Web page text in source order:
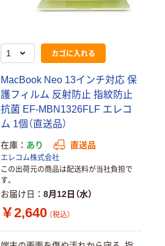
カゴに入れる
MacBook Neo 13インチ対応 保
護フィルム 反射防止 指紋防止
抗菌 EF-MBN1326FLF エレコ
ム 1個（直送品）
在庫 あり 直送品
エレコム株式会社
この出荷元の商品は配送料が当社負担で
す。
お届け日 8月12日（水）
￥2,640 （税込）
メディアフュー
チャー 液晶保護
フィルム 反射防
止 22インチ
free-mat-22 1枚
69-2906-85（直
送品）
￥4,686 （税込）